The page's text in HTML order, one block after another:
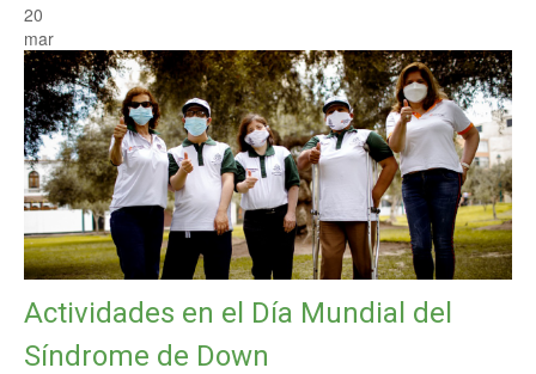
20
mar
Actividades en el Día Mundial del
Síndrome de Down